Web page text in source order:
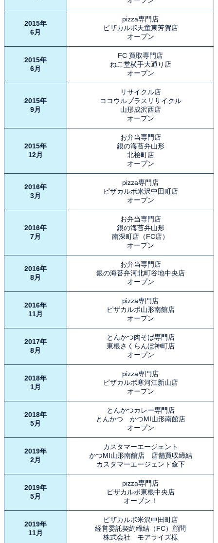
2015年
6月
pizza専門店
ピザカルボ天童東芳賀店
オープン
2015年
6月
FC 買取専門店
ねこ堂横手大通り店
オープン
2015年
9月
リサイクル店
ココウルプラスリサイクル
山形成沢西店
オープン
2015年
12月
お弁当専門店
銀の海苔弁山形
北桧町店
オープン
2016年
3月
pizza専門店
ピザカルボ米沢中田町店
オープン
2016年
7月
お弁当専門店
銀の海苔弁山形
南深町店（FC店）
オープン
2016年
8月
お弁当専門店
銀の海苔弁河北町谷地中央店
オープン
2016年
11月
pizza専門店
ピザカルボ山形南館店
オープン
2017年
8月
とんかつ肉そば専門店
東根さくらんぼ神町店
オープン
2018年
1月
pizza専門店
ピザカルボ寒河江新山店
オープン
2018年
5月
とんかつカレー専門店
とんかつ かつMI山形南館店
オープン
2019年
2月
カスタマーエージェント
かつMI山形南館店 店舗買収締結
カスタマーエージェント傘下
2019年
5月
pizza専門店
ピザカルボ東根中央店
オープン！
2019年
11月
ピザカルボ米沢中田町店
経営委託契約締結（FC）顧問
株式会社 モアライズ様